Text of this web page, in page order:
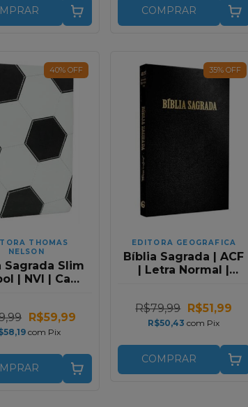
COMPRAR
40%OFF
THOMAS
NELSON
Sagrada Slim
| NVI | Capa
R$59,99
com Pix
35% OFF
EDITORA GEOGRAFICA
Bíblia Sagrada | ACF
| Letra Normal |
R$79,99
R$51,99
R$50,43com Pix
COMPRAR